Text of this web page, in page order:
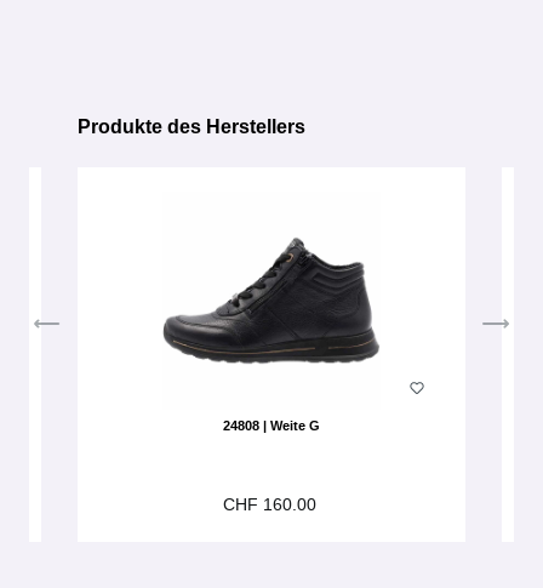
Produktgalerie überspringen
Produkte des Herstellers
24808 | Weite G
CHF 160.00